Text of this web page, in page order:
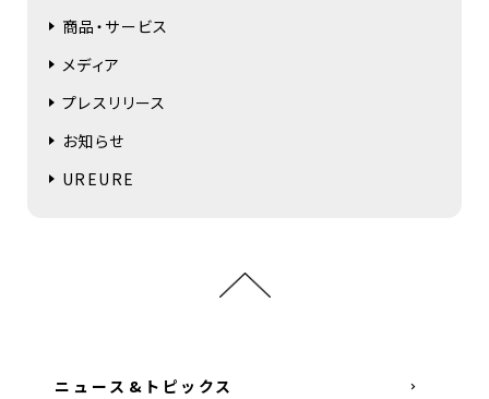
商品・サービス
メディア
プレスリリース
お知らせ
UREURE
ニュース&トピックス